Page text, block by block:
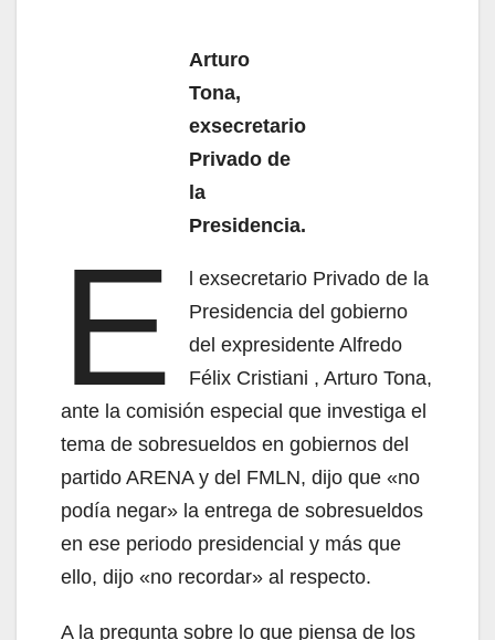
Arturo
Tona,
exsecretario
Privado de
la
Presidencia.
E
l exsecretario Privado de la
Presidencia del gobierno
del expresidente Alfredo
Félix Cristiani , Arturo Tona,
ante la comisión especial que investiga el
tema de sobresueldos en gobiernos del
partido ARENA y del FMLN, dijo que «no
podía negar» la entrega de sobresueldos
en ese periodo presidencial y más que
ello, dijo «no recordar» al respecto.
A la pregunta sobre lo que piensa de los